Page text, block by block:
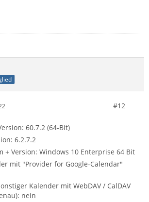
#12
60.7.2 (64-Bit)
6.2.7.2
+ Version: Windows 10 Enterprise 64 Bit
mit "Provider for Google-Calendar"
Kalender mit WebDAV / CalDAV
nein